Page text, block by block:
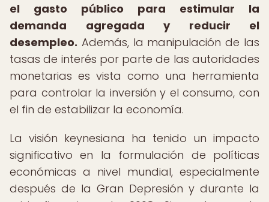
el gasto público para estimular la
demanda agregada y reducir el
desempleo. Además, la manipulación de las
tasas de interés por parte de las autoridades
monetarias es vista como una herramienta
para controlar la inversión y el consumo, con
el fin de estabilizar la economía.
La visión keynesiana ha tenido un impacto
significativo en la formulación de políticas
económicas a nivel mundial, especialmente
después de la Gran Depresión y durante la